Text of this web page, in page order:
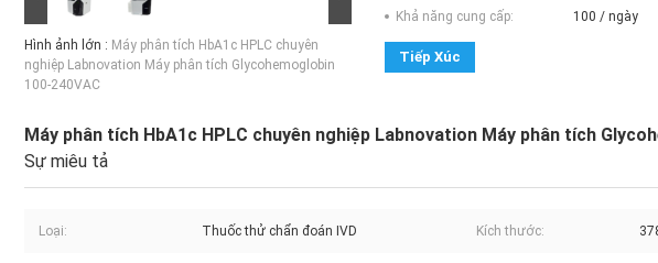
Hình ảnh lớn : Máy phân tích HbA1c HPLC chuyên
nghiệp Labnovation Máy phân tích Glycohemoglobin
100-240VAC
Khả năng cung cấp:
100 / ngày
Tiếp Xúc
Máy phân tích HbA1c HPLC chuyên nghiệp Labnovation Máy phân tích
Sự miêu tả
Loại: Thuốc thử chẩn đoán IVD Kích thước: